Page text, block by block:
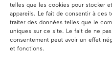
telles que les cookies pour stocker
appareils. Le fait de consentir à ces
traiter des données telles que le
uniques sur ce site. Le fait de ne
consentement peut avoir un effet
et fonctions.
Votre